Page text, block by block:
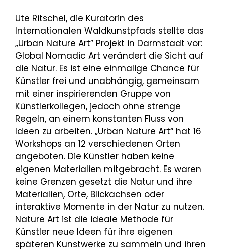
Ute Ritschel, die Kuratorin des
Internationalen Waldkunstpfads stellte das
„Urban Nature Art” Projekt in Darmstadt vor:
Global Nomadic Art verändert die Sicht auf
die Natur. Es ist eine einmalige Chance für
Künstler frei und unabhängig, gemeinsam
mit einer inspirierenden Gruppe von
Künstlerkollegen, jedoch ohne strenge
Regeln, an einem konstanten Fluss von
Ideen zu arbeiten. „Urban Nature Art“ hat 16
Workshops an 12 verschiedenen Orten
angeboten. Die Künstler haben keine
eigenen Materialien mitgebracht. Es waren
keine Grenzen gesetzt die Natur und ihre
Materialien, Orte, Blickachsen oder
interaktive Momente in der Natur zu nutzen.
Nature Art ist die ideale Methode für
Künstler neue Ideen für ihre eigenen
späteren Kunstwerke zu sammeln und ihren